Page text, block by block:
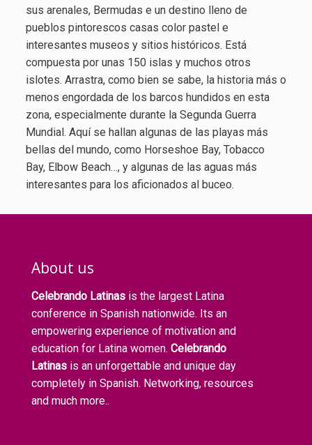
sus arenales, Bermudas e un destino lleno de
pueblos pintorescos casas color pastel e
interesantes museos y sitios históricos. Está
compuesta por unas 150 islas y muchos otros
islotes. Arrastra, como bien se sabe, la historia más o
menos engordada de los barcos hundidos en esta
zona, especialmente durante la Segunda Guerra
Mundial. Aquí se hallan algunas de las playas más
bellas del mundo, como Horseshoe Bay, Tobacco
Bay, Elbow Beach…, y algunas de las aguas más
interesantes para los aficionados al buceo.
About us
Celebrando Latinas is the largest Latina
conference in Spanish nationwide. Its an
empowering experience of motivation and
education for Latina women. Celebrando
Latinas is an unforgettable and unique day
completely in Spanish. Networking, resources
and much more..